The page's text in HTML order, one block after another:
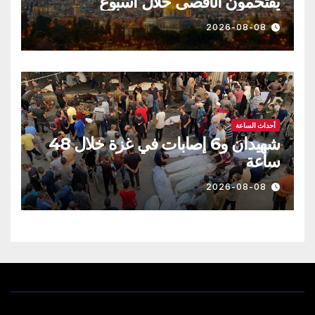
2026-08-08
أحداث الساعة
شهيدان و6 إصابات في غزة خلال 48
ساعة
2026-08-08